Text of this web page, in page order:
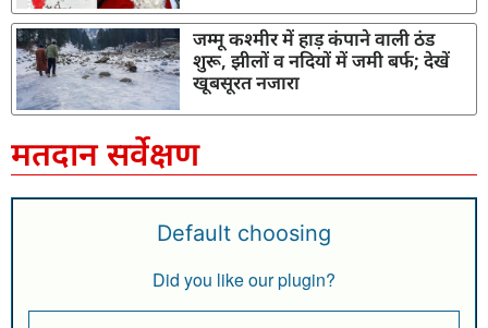
जम्मू कश्मीर में हाड़ कंपाने वाली ठंड
शुरू, झीलों व नदियों में जमी बर्फ; देखें
खूबसूरत नजारा
मतदान सर्वेक्षण
Default choosing
Did you like our plugin?